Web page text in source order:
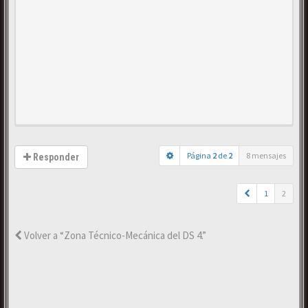
Responder Página 2 de 2 8 mensajes
1 2
Volver a “Zona Técnico-Mecánica del DS 4.”